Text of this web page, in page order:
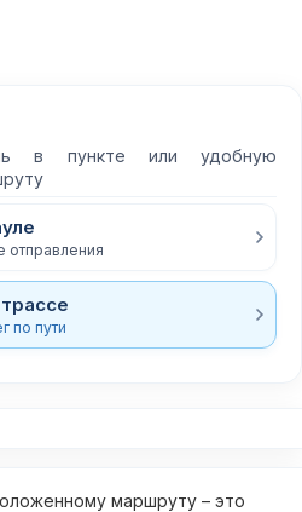
в пункте или удобную
отправления
по пути
маршруту – это